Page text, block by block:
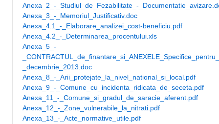
Anexa_2_-_Studiul_de_Fezabilitate_-
Anexa_3_-_Memoriul_Justificativ.doc
Anexa_4.1_-_Elaborare_analizei_cost-beneficiu.pdf
Anexa_4.2_-_Determinarea_procentului.xls
Anexa_5_-
_decembrie_2013.doc
Anexa_8_-_Arii_protejate_la_nivel_national_si_local.pdf
Anexa_9_-_Comune_cu_incidenta_ridicata_de_seceta.pdf
Anexa_11_-_Comune_si_gradul_de_saracie_aferent.pdf
Anexa_12_-_Zone_vulnerabile_la_nitrati.pdf
Anexa_13_-_Acte_normative_utile.pdf